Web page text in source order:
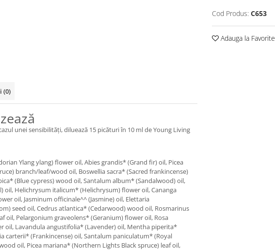
Cod Produs: C653
Adauga la Favorite
(0)
unei sensibilități, diluează 15 picături în 10 ml de Young Living
Ylang ylang) flower oil, Abies grandis* (Grand fir) oil, Picea
branch/leaf/wood oil, Boswellia sacra* (Sacred frankincense)
(Blue cypress) wood oil, Santalum album* (Sandalwood) oil,
oil, Helichrysum italicum* (Helichrysum) flower oil, Cananga
oil, Jasminum officinale^^ (Jasmine) oil, Elettaria
seed oil, Cedrus atlantica* (Cedarwood) wood oil, Rosmarinus
oil, Pelargonium graveolens* (Geranium) flower oil, Rosa
oil, Lavandula angustifolia* (Lavender) oil, Mentha piperita*
carterii* (Frankincense) oil, Santalum paniculatum* (Royal
oil, Picea mariana* (Northern Lights Black spruce) leaf oil,